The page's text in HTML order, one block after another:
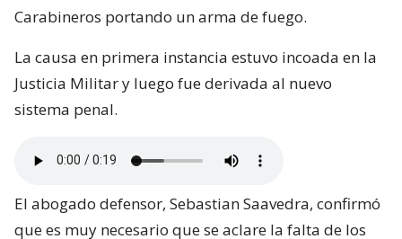
Carabineros portando un arma de fuego.
La causa en primera instancia estuvo incoada en la
Justicia Militar y luego fue derivada al nuevo
sistema penal.
El abogado defensor, Sebastian Saavedra, confirmó
que es muy necesario que se aclare la falta de los